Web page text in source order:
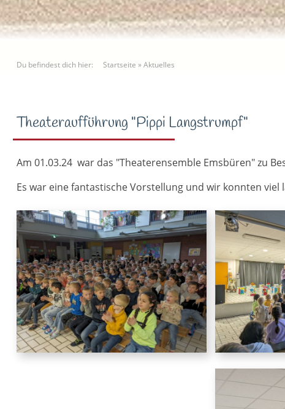
Du befindest dich hier: Startseite »Aktuelles
Theateraufführung "Pippi Langstrumpf"
Am 01.03.24 war das "Theaterensemble Emsbüren" zu
Es war eine fantastische Vorstellung und wir konnten